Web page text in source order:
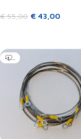
€55,00 € 43,00
-1....